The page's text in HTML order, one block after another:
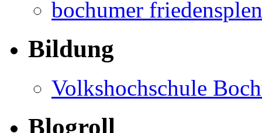
bochumer
Bildung